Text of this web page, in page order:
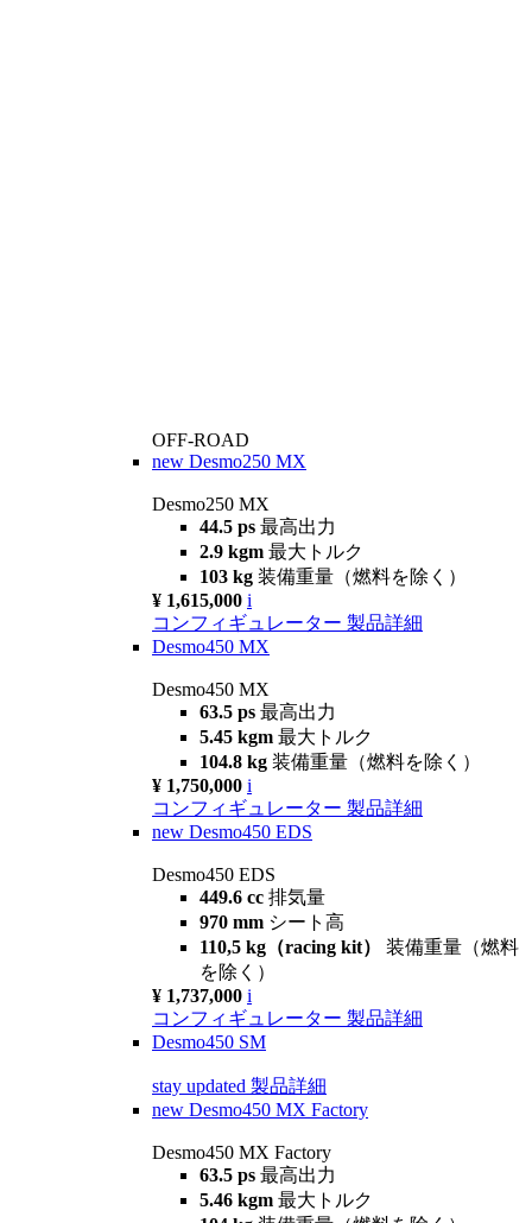
OFF-ROAD
new Desmo250 MX
Desmo250 MX
44.5 ps 最高出力
2.9 kgm 最大トルク
103 kg 装備重量（燃料を除く）
¥ 1,615,000 i
コンフィギュレーター 製品詳細
Desmo450 MX
Desmo450 MX
63.5 ps 最高出力
5.45 kgm 最大トルク
104.8 kg 装備重量（燃料を除く）
¥ 1,750,000 i
コンフィギュレーター 製品詳細
new Desmo450 EDS
Desmo450 EDS
449.6 cc 排気量
970 mm シート高
110,5 kg（racing kit） 装備重量（燃料
を除く）
¥ 1,737,000 i
コンフィギュレーター 製品詳細
Desmo450 SM
stay updated 製品詳細
new Desmo450 MX Factory
Desmo450 MX Factory
63.5 ps 最高出力
5.46 kgm 最大トルク